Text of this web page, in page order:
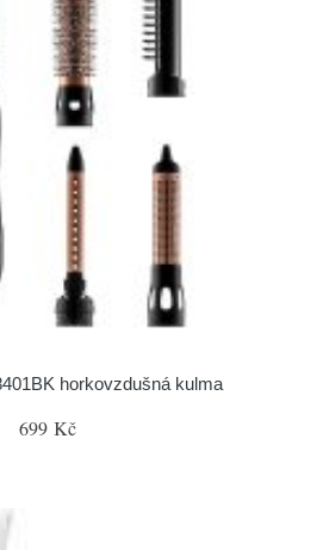
horkovzdušná kulma
699 Kč